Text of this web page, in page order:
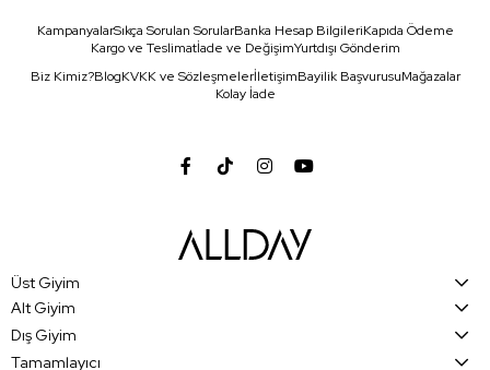
KampanyalarSıkça Sorulan SorularBanka Hesap BilgileriKapıda Ödeme
Kargo ve Teslimatİade ve DeğişimYurtdışı Gönderim
Biz Kimiz?BlogKVKK ve SözleşmelerİletişimBayilik BaşvurusuMağazalar
Kolay İade
Üst Giyim
Alt Giyim
Dış Giyim
Tamamlayıcı